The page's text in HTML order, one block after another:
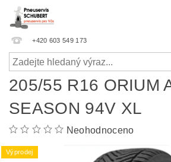
+420 603 549 173
205/55 R16 ORIUM
SEASON 94V XL
Neohodnoceno
Výprodej